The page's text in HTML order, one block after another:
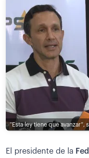
“Esta ley tiene que
El presidente de la